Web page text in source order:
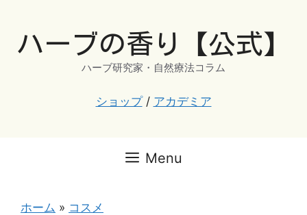
ハーブの香り【公式】
ハーブ研究家・自然療法コラム
ショップ/ アカデミア
Menu
ホーム » コスメ